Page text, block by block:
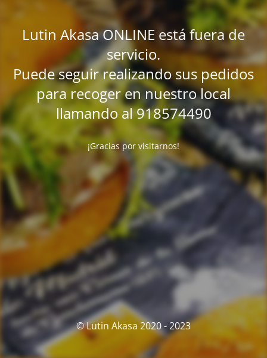
Lutin Akasa ONLINE está fuera de
servicio.
Puede seguir realizando sus pedidos
para recoger en nuestro local
llamando al 918574490
¡Gracias por visitarnos!
© Lutin Akasa 2020 - 2023